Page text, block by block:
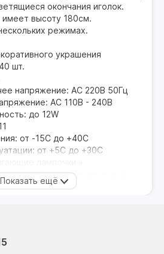
окончания иголок.
высоту 180см.
режимах.
украшения
шт.
напряжение: АС 220В 50Гц
АС 110В - 240В
до 12W
от -15С до +40С
от +5С до +30С
иглы / светодиодные иглы